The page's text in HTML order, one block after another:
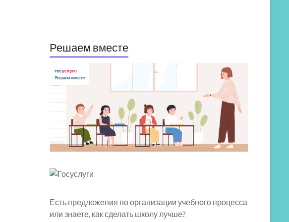
Решаем вместе
Есть предложения по организации учебного процесса
или знаете, как сделать школу лучше?